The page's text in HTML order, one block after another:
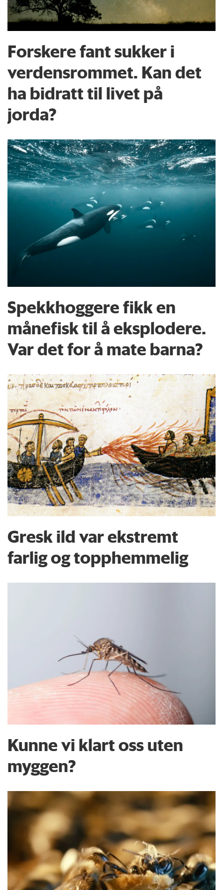
Forskere fant sukker i
verdensrommet. Kan det
ha bidratt til livet på
jorda?
Spekkhoggere fikk en
månefisk til å eksplodere.
Var det for å mate barna?
Gresk ild var ekstremt
farlig og topphemmelig
Kunne vi klart oss uten
myggen?